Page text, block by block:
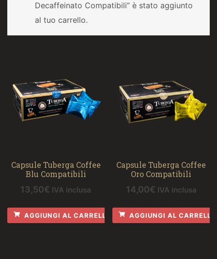
Decaffeinato Compatibili” è stato aggiunto
al tuo carrello.
Capsule Tuberga Coffee
Blu Compatibili
13,50€ IVA inclusa
AGGIUNGI AL CARRELLO
Capsule Tuberga Coffee
Oro Compatibili
14,00€ IVA inclusa
AGGIUNGI AL CARRELLO